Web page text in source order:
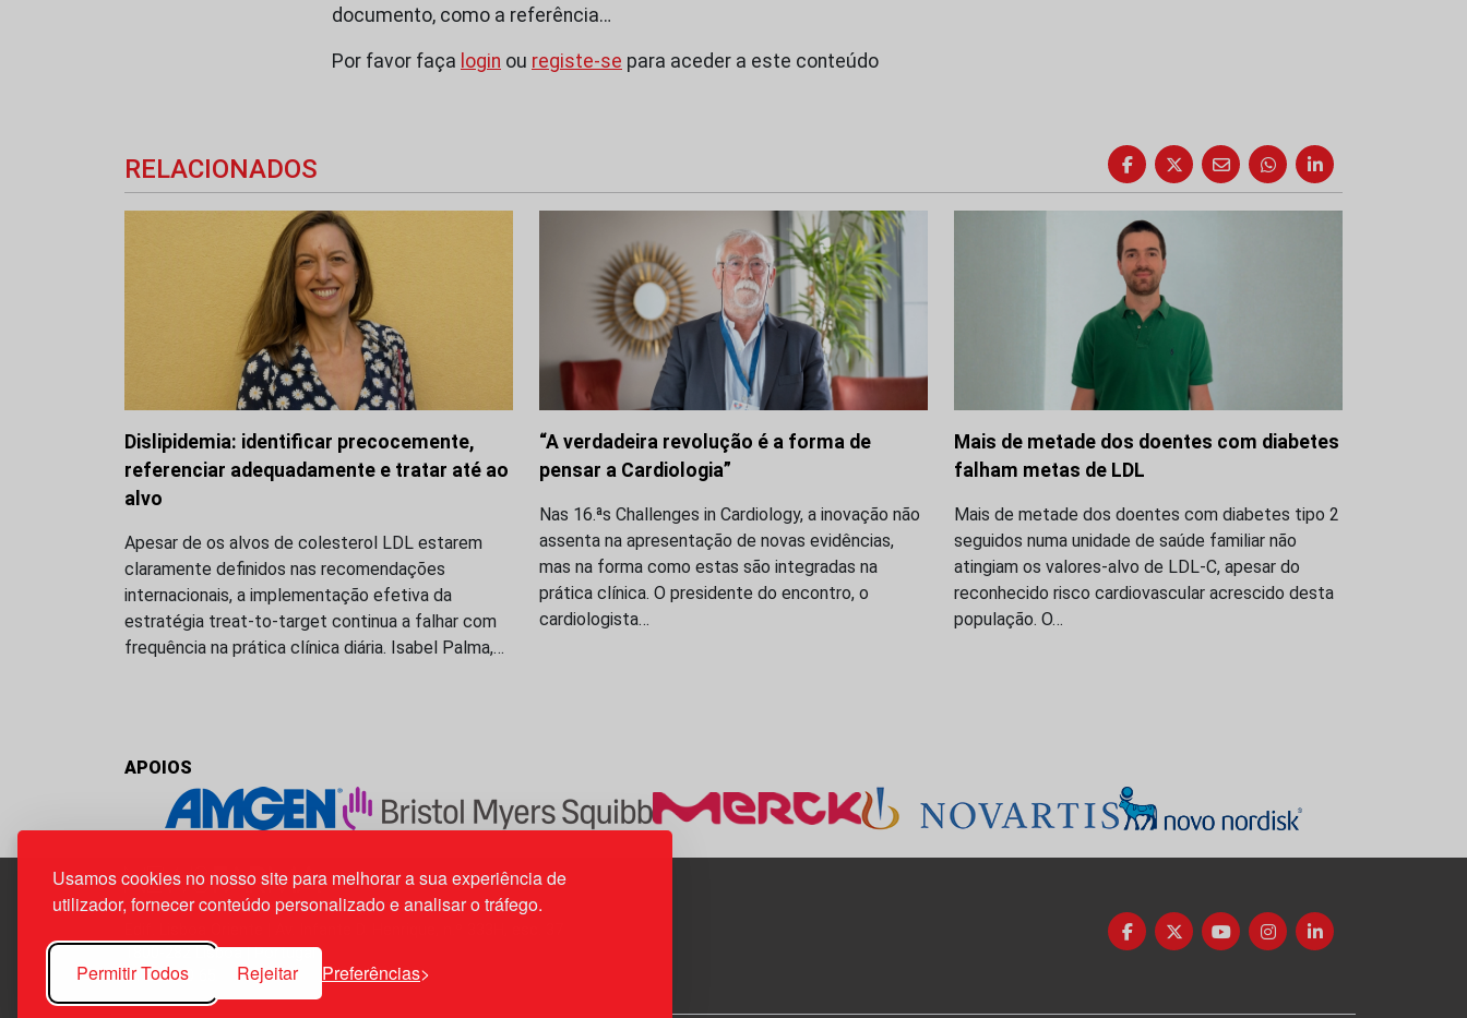
Usamos cookies no nosso site para melhorar a sua experiência de
utilizador, fornecer conteúdo personalizado e analisar o tráfego.
Permitir Todos Rejeitar Preferências
documento, como a referência…
Por favor faça login ou registe-se para aceder a este conteúdo
RELACIONADOS
Dislipidemia: identificar precocemente,
referenciar adequadamente e tratar até ao
alvo
Apesar de os alvos de colesterol LDL estarem
claramente definidos nas recomendações
internacionais, a implementação efetiva da
estratégia treat-to-target continua a falhar com
frequência na prática clínica diária. Isabel Palma,…
“A verdadeira revolução é a forma de
pensar a Cardiologia”
Nas 16.ªs Challenges in Cardiology, a inovação não
assenta na apresentação de novas evidências,
mas na forma como estas são integradas na
prática clínica. O presidente do encontro, o
cardiologista…
Mais de metade dos doentes com diabetes
falham metas de LDL
Mais de metade dos doentes com diabetes tipo 2
seguidos numa unidade de saúde familiar não
atingiam os valores-alvo de LDL-C, apesar do
reconhecido risco cardiovascular acrescido desta
população. O…
APOIOS
1800-282 Lisboa | Portugal
21 850 40 65